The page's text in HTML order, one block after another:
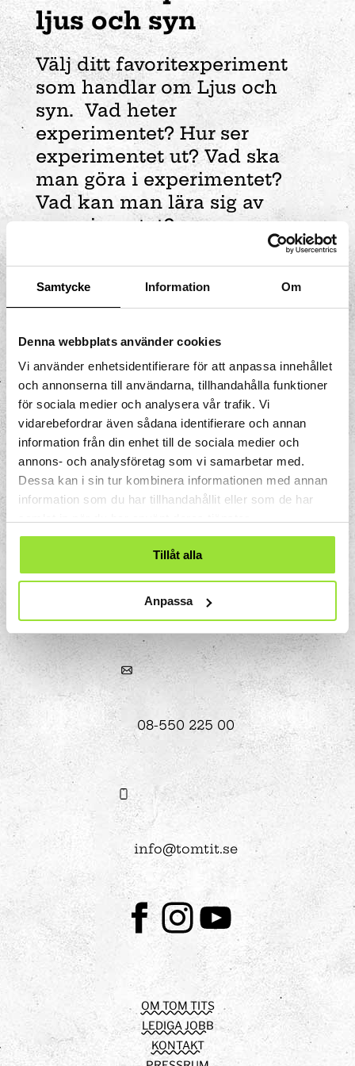
Samtycke Information Om
Denna webbplats använder cookies
Vi använder enhetsidentifierare för att anpassa innehållet
och annonserna till användarna, tillhandahålla funktioner
för sociala medier och analysera vår trafik. Vi
vidarebefordrar även sådana identifierare och annan
information från din enhet till de sociala medier och
annons- och analysföretag som vi samarbetar med.
Dessa kan i sin tur kombinera informationen med annan
information som du har tillhandahållit eller som de har
Tillåt alla
Anpassa
ljus och syn
Välj ditt favoritexperiment
som handlar om Ljus och
syn. Vad heter
experimentet? Hur ser
experimentet ut? Vad ska
man göra i experimentet?
Vad kan man lära sig av
experimentet?
Storgatan 33
Box 633
151 27 Södertälje
08-550 225 00
info@tomtit.se
FacebookInstagramYoutube
OM TOM TITS
LEDIGA JOBB
KONTAKT